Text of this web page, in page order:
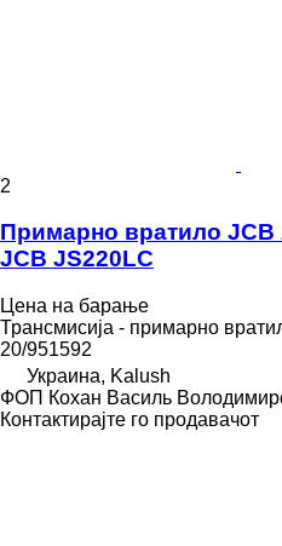
2
Примарно вратило JCB
JCB JS220LC
Цена на барање
Трансмисија - примарно
20/951592
Украина, Kalush
ФОП Кохан Василь
Контактирајте го продавачот